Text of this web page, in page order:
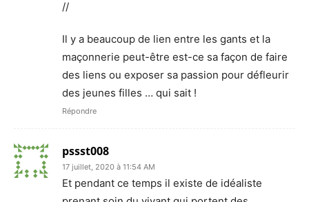
//
Il y a beaucoup de lien entre les gants et la
maçonnerie peut-être est-ce sa façon de faire
des liens ou exposer sa passion pour défleurir
des jeunes filles … qui sait !
Répondre
pssst008
17 juillet, 2020 à 11:54 AM
Et pendant ce temps il existe de idéaliste